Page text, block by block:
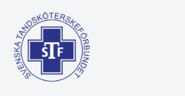
Hoppa
till
innehåll